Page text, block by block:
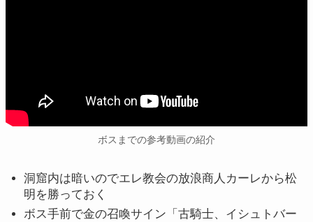
ボスまでの参考動画の紹介
洞窟内は暗いのでエレ教会の放浪商人カーレから松
明を勝っておく
ボス手前で金の召喚サイン「古騎士、イシュトバー